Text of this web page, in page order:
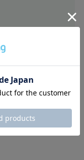
ット、シダールート
ローズの香りは、微
ランスよく調和して